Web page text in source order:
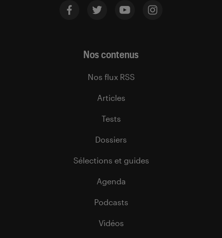
Nos contenus
Nos flux RSS
Articles
Tests
Dossiers
Sélections et guides
Agenda
Podcasts
Vidéos